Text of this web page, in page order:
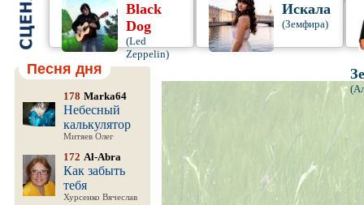
Black
Dog
(Led
Zeppelin)
Искала
(Земфира)
Песня дня
178 Marka64
Небесный
калькулятор
Митяев Олег
172 Al-Abra
Как забыть
тебя
Хурсенко Вячеслав